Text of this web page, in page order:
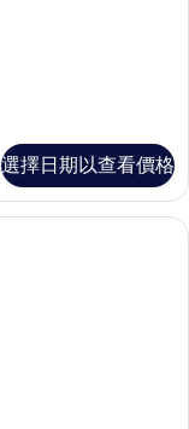
選擇日期以查看價格